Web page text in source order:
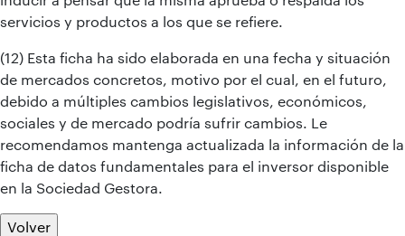
servicios y productos a los que se refiere.
(12) Esta ficha ha sido elaborada en una fecha y situación
de mercados concretos, motivo por el cual, en el futuro,
debido a múltiples cambios legislativos, económicos,
sociales y de mercado podría sufrir cambios. Le
recomendamos mantenga actualizada la información de la
ficha de datos fundamentales para el inversor disponible
en la Sociedad Gestora.
Volver